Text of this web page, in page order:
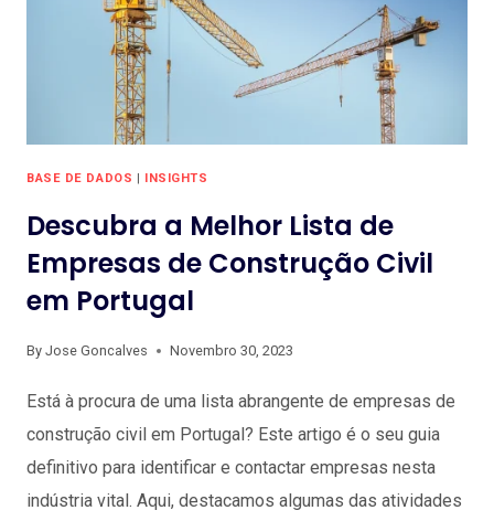
BASE DE DADOS | INSIGHTS
Descubra a Melhor Lista de
Empresas de Construção Civil
em Portugal
By Jose Goncalves Novembro 30, 2023
Está à procura de uma lista abrangente de empresas de
construção civil em Portugal? Este artigo é o seu guia
definitivo para identificar e contactar empresas nesta
indústria vital. Aqui, destacamos algumas das atividades